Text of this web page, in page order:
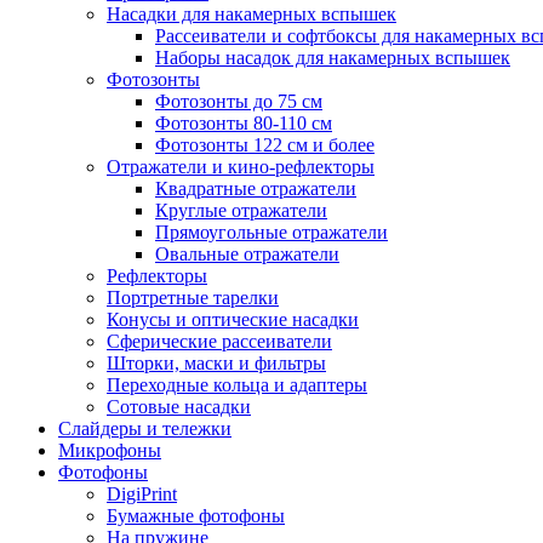
Насадки для накамерных вспышек
Рассеиватели и софтбоксы для накамерных
Наборы насадок для накамерных вспышек
Фотозонты
Фотозонты до 75 см
Фотозонты 80-110 см
Фотозонты 122 см и более
Отражатели и кино-рефлекторы
Квадратные отражатели
Круглые отражатели
Прямоугольные отражатели
Овальные отражатели
Рефлекторы
Портретные тарелки
Конусы и оптические насадки
Сферические рассеиватели
Шторки, маски и фильтры
Переходные кольца и адаптеры
Сотовые насадки
Слайдеры и тележки
Микрофоны
Фотофоны
DigiPrint
Бумажные фотофоны
На пружине